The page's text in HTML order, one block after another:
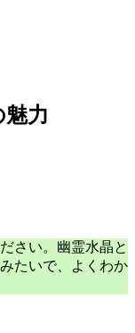
力
さい。幽霊水晶と
たいで、よくわか